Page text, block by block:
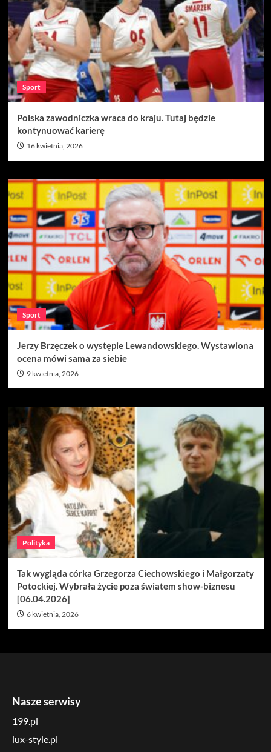
Sport
Polska zawodniczka wraca do kraju. Tutaj będzie
kontynuować karierę
16 kwietnia, 2026
Sport
Jerzy Brzęczek o występie Lewandowskiego. Wystawiona
ocena mówi sama za siebie
9 kwietnia, 2026
Polityka
Tak wygląda córka Grzegorza Ciechowskiego i Małgorzaty
Potockiej. Wybrała życie poza światem show-biznesu
[06.04.2026]
6 kwietnia, 2026
Nasze serwisy
199.pl
lux-style.pl